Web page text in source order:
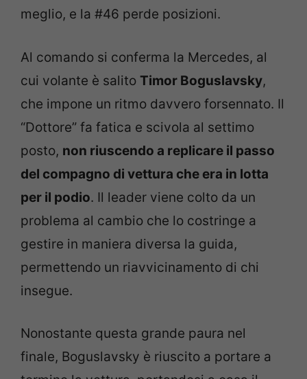
meglio, e la #46 perde posizioni.
Al comando si conferma la Mercedes, al
cui volante è salito Timor Boguslavsky,
che impone un ritmo davvero forsennato. Il
“Dottore” fa fatica e scivola al settimo
posto, non riuscendo a replicare il passo
del compagno di vettura che era in lotta
per il podio. Il leader viene colto da un
problema al cambio che lo costringe a
gestire in maniera diversa la guida,
permettendo un riavvicinamento di chi
insegue.
Nonostante questa grande paura nel
finale, Boguslavsky è riuscito a portare a